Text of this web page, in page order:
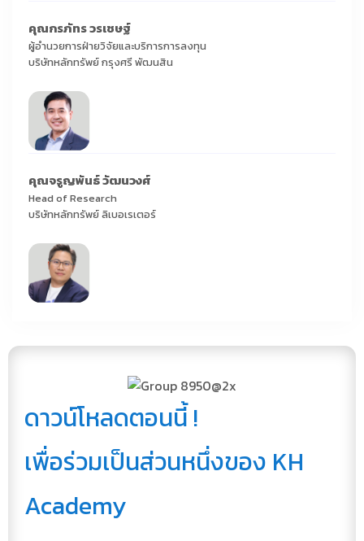
คุณกรภัทร วรเชษฐ์
ผู้อำนวยการฝ่ายวิจัยและบริการการลงทุน
บริษัทหลักทรัพย์ กรุงศรี พัฒนสิน
คุณจรูญพันธ์ วัฒนวงศ์
Head of Research
บริษัทหลักทรัพย์ ลิเบอเรเตอร์
ดาวน์โหลดตอนนี้ !
เพื่อร่วมเป็นส่วนหนึ่งของ KH
Academy